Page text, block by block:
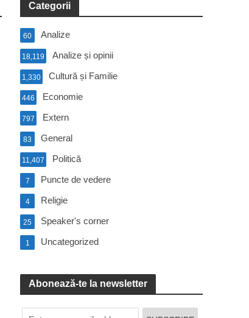
Categorii
Analize
60
Analize și opinii
18,119
Cultură și Familie
1,330
Economie
446
Extern
797
General
83
Politică
11,407
Puncte de vedere
7
Religie
4
Speaker's corner
25
Uncategorized
1
Abonează-te la newsletter